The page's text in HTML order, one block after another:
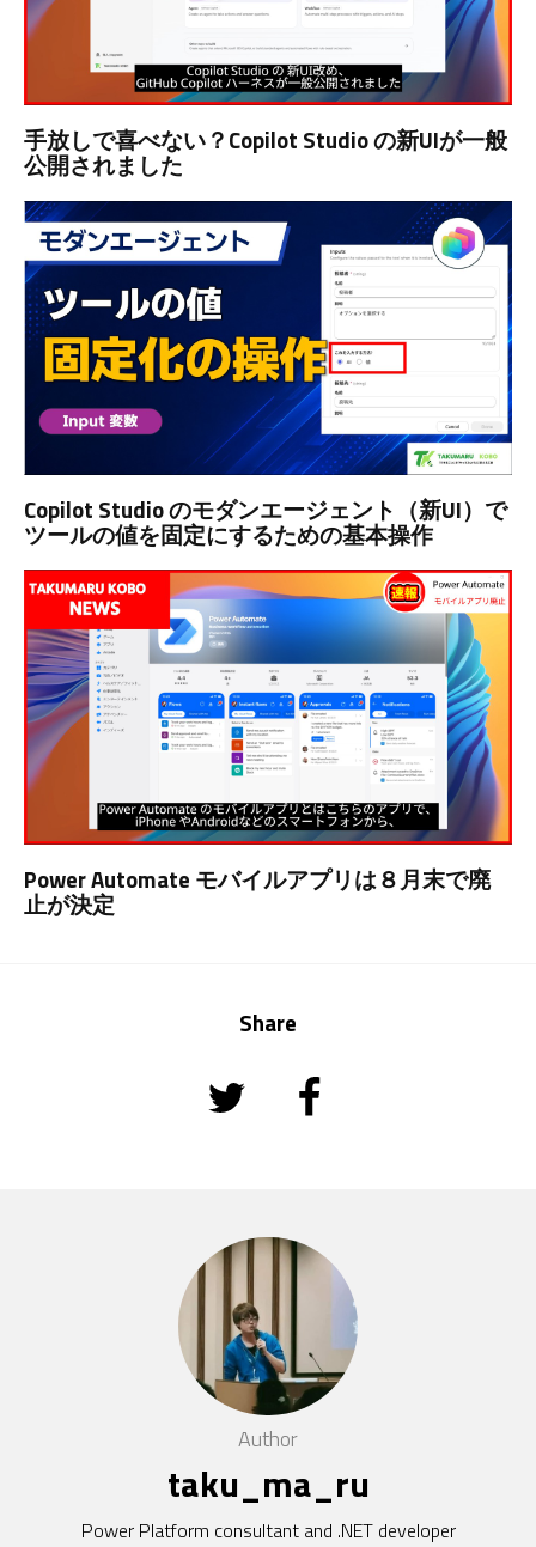
手放しで喜べない？Copilot Studio の新UIが一般
公開されました
Copilot Studio のモダンエージェント（新UI）で
ツールの値を固定にするための基本操作
Power Automate モバイルアプリは８月末で廃
止が決定
Share
Author
taku_ma_ru
Power Platform consultant and .NET developer